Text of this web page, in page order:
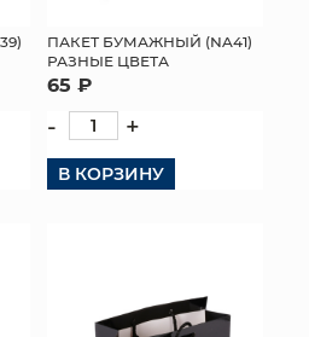
ПАКЕТ БУМАЖНЫЙ (NA41)
РАЗНЫЕ ЦВЕТА
65 ₽
- +
В КОРЗИНУ